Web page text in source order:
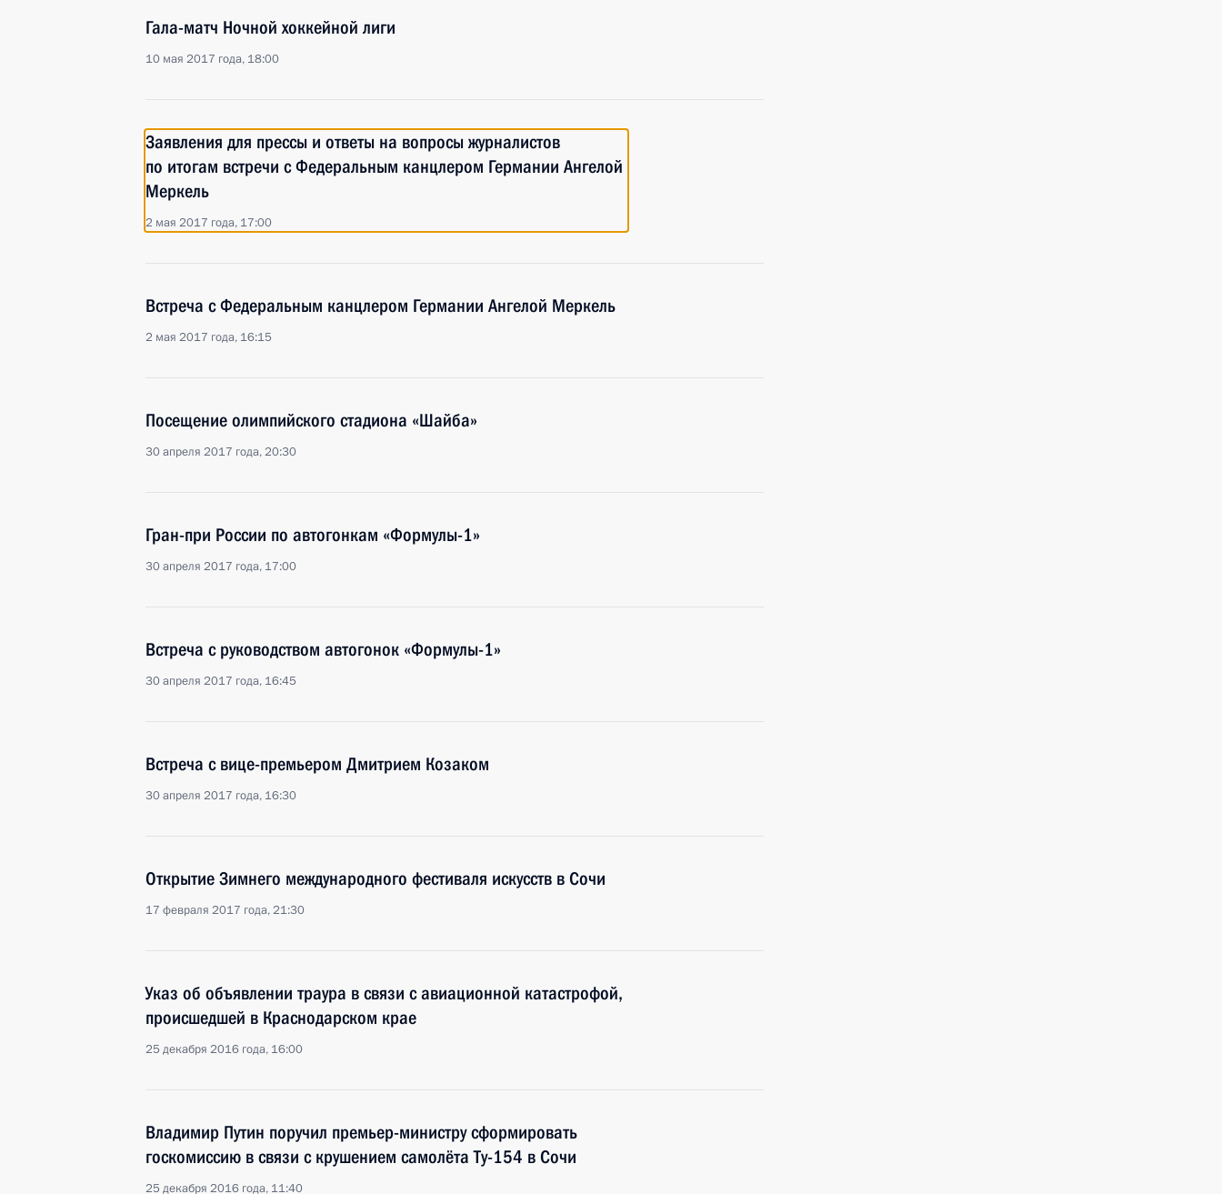
Гала-матч Ночной хоккейной лиги
10 мая 2017 года, 18:00
Заявления для прессы и ответы на вопросы журналистов
по итогам встречи с Федеральным канцлером Германии Ангелой
Меркель
2 мая 2017 года, 17:00
Встреча с Федеральным канцлером Германии Ангелой Меркель
2 мая 2017 года, 16:15
Посещение олимпийского стадиона «Шайба»
30 апреля 2017 года, 20:30
Гран-при России по автогонкам «Формулы-1»
30 апреля 2017 года, 17:00
Встреча с руководством автогонок «Формулы-1»
30 апреля 2017 года, 16:45
Встреча с вице-премьером Дмитрием Козаком
30 апреля 2017 года, 16:30
Открытие Зимнего международного фестиваля искусств в Сочи
17 февраля 2017 года, 21:30
Указ об объявлении траура в связи с авиационной катастрофой,
происшедшей в Краснодарском крае
25 декабря 2016 года, 16:00
Владимир Путин поручил премьер-министру сформировать
госкомиссию в связи с крушением самолёта Ту-154 в Сочи
25 декабря 2016 года, 11:40